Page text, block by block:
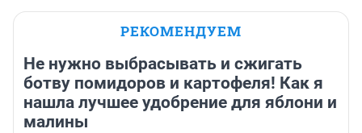
РЕКОМЕНДУЕМ
Не нужно выбрасывать и сжигать
ботву помидоров и картофеля! Как я
нашла лучшее удобрение для яблони и
малины